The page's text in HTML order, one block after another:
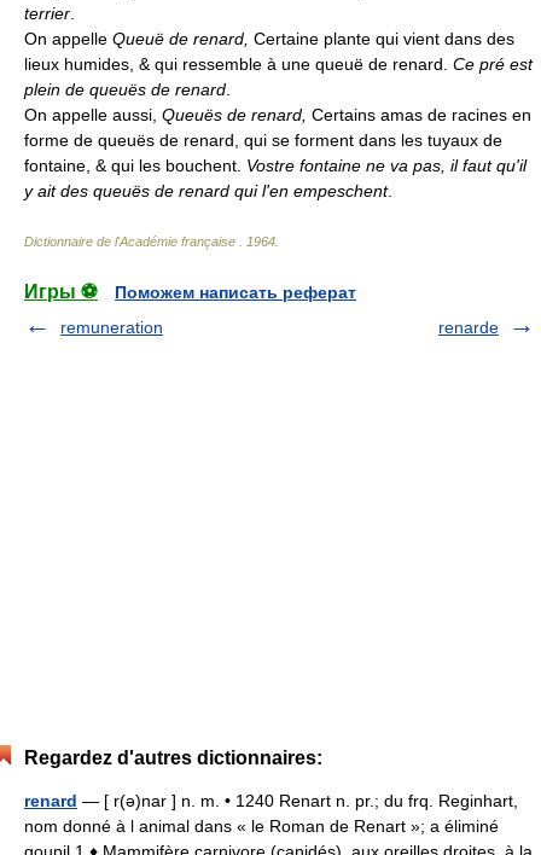
terrier
On appelle Queuë de renard, Certaine plante qui vient dans des
lieux humides, & qui ressemble à une queuë de renard. Ce pré est
plein de queuës de renard
On appelle aussi, Queuës de renard, Certains amas de racines en
forme de queuës de renard, qui se forment dans les tuyaux de
fontaine, & qui les bouchent. Vostre fontaine ne va pas, il faut qu'il
y ait des queuës de renard qui l'en empeschent.
Dictionnaire de l'Académie française 1964
Игры ⚽
Поможем написать реферат
remuneration
renarde
Regardez d'autres dictionnaires:
renard — [ r(ə)nar ] n. m. • 1240 Renart n. pr.; du frq. Reginhart,
nom donné à l animal dans « le Roman de Renart »; a éliminé